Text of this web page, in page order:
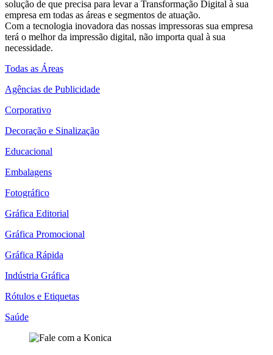
solução de que precisa para levar a Transformação Digital à sua
empresa em todas as áreas e segmentos de atuação.
Com a tecnologia inovadora das nossas impressoras sua empresa
terá o melhor da impressão digital, não importa qual à sua
necessidade.
Todas as Áreas
Agências de Publicidade
Corporativo
Decoração e Sinalização
Educacional
Embalagens
Fotográfico
Gráfica Editorial
Gráfica Promocional
Gráfica Rápida
Indústria Gráfica
Rótulos e Etiquetas
Saúde